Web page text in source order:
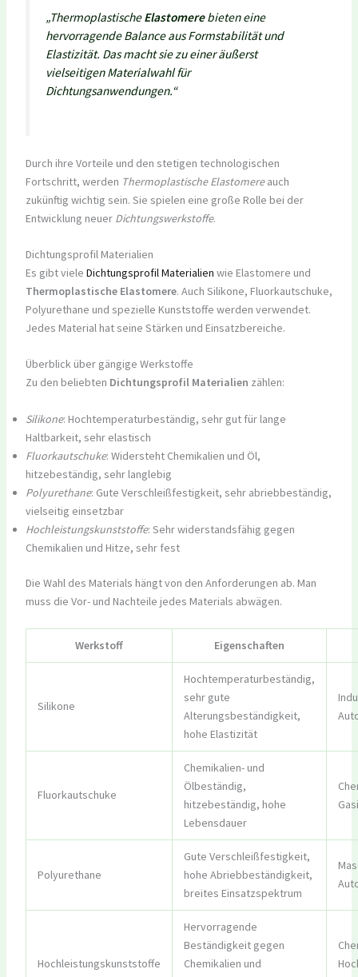
„ThermoplastischeElastomerebieten eine
hervorragende Balance aus Formstabilität und
Elastizität. Das macht sie zu einer äußerst
vielseitigen Materialwahl für
Dichtungsanwendungen.“
Durch ihre Vorteile und den stetigen technologischen
Fortschritt, werden Thermoplastische Elastomereauch
zukünftig wichtig sein. Sie spielen eine große Rolle bei der
Entwicklung neuer Dichtungswerkstoffe.
Dichtungsprofil Materialien
Es gibt viele Dichtungsprofil Materialien wie Elastomere und
Thermoplastische Elastomere. Auch Silikone, Fluorkautschuke,
Polyurethane und spezielle Kunststoffe werden verwendet.
Jedes Material hat seine Stärken und Einsatzbereiche.
Überblick über gängige Werkstoffe
Zu den beliebten Dichtungsprofil Materialien zählen:
Silikone: Hochtemperaturbeständig, sehr gut für lange
Haltbarkeit, sehr elastisch
Fluorkautschuke: Widersteht Chemikalien und Öl,
hitzebeständig, sehr langlebig
Polyurethane: Gute Verschleißfestigkeit, sehr abriebbeständig,
vielseitig einsetzbar
Hochleistungskunststoffe: Sehr widerstandsfähig gegen
Chemikalien und Hitze, sehr fest
Die Wahl des Materials hängt von den Anforderungen ab. Man
muss die Vor- und Nachteile jedes Materials abwägen.
Werkstoff Eigenschaften
Silikone
Hochtemperaturbeständig,
sehr gute
Alterungsbeständigkeit,
hohe Elastizität
Fluorkautschuke
Chemikalien- und
Ölbeständig,
hitzebeständig, hohe
Lebensdauer
Polyurethane
Gute Verschleißfestigkeit,
hohe Abriebbeständigkeit,
breites Einsatzspektrum
Hochleistungskunststoffe
Hervorragende
Beständigkeit gegen
Chemikalien und